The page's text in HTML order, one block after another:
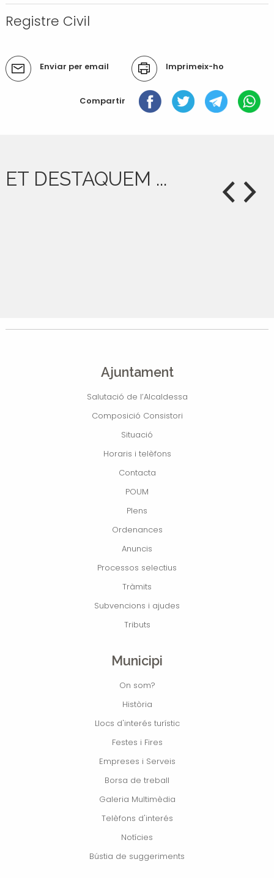
Registre Civil
Accions
del
Enviar per email Imprimeix-ho
Compartir
ET DESTAQUEM ...
Ajuntament
Salutació de l’Alcaldessa
Composició Consistori
Situació
Horaris i telèfons
Contacta
POUM
Plens
Ordenances
Anuncis
Processos selectius
Tràmits
Subvencions i ajudes
Tributs
Municipi
On som?
Història
Llocs d'interés turístic
Festes i Fires
Empreses i Serveis
Borsa de treball
Galeria Multimèdia
Telèfons d'interés
Notícies
Bústia de suggeriments